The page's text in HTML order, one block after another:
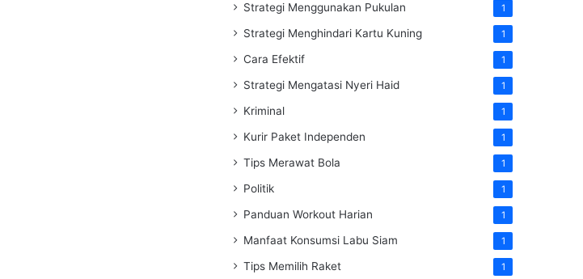
Strategi Menggunakan Pukulan 1
Strategi Menghindari Kartu Kuning 1
Cara Efektif 1
Strategi Mengatasi Nyeri Haid 1
Kriminal 1
Kurir Paket Independen 1
Tips Merawat Bola 1
Politik 1
Panduan Workout Harian 1
Manfaat Konsumsi Labu Siam 1
Tips Memilih Raket 1